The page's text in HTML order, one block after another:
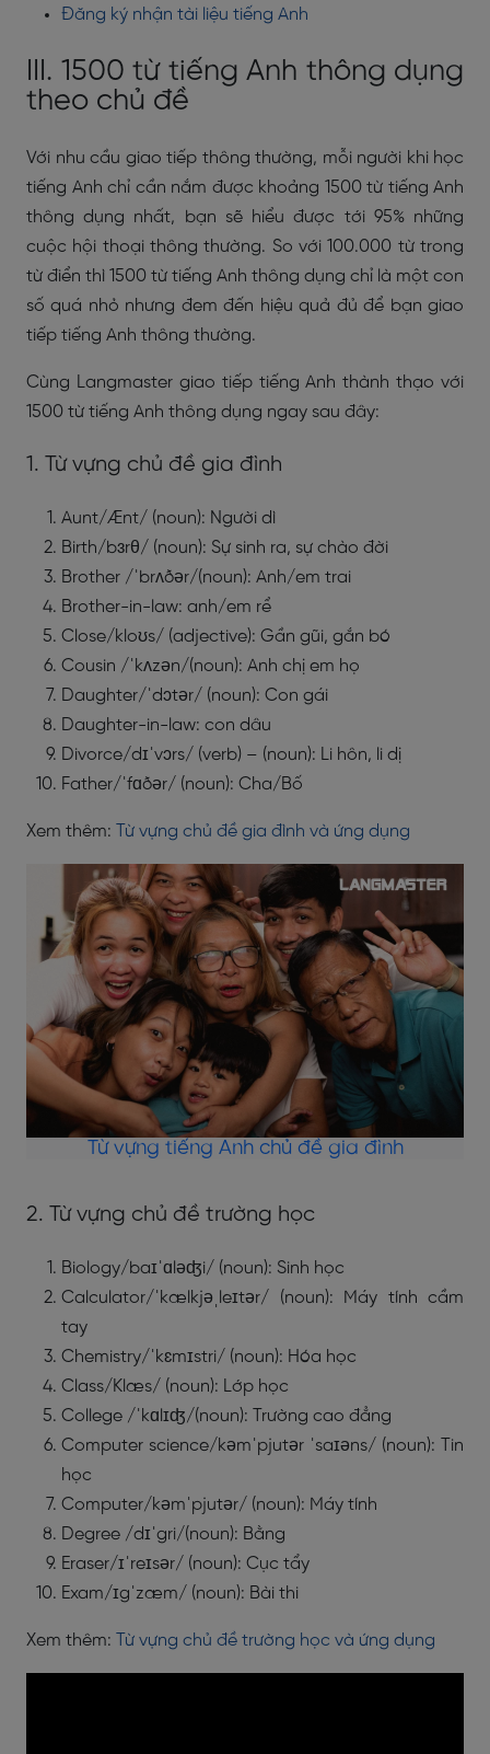
Đăng ký nhận tài liệu tiếng Anh
III. 1500 từ tiếng Anh thông dụng
theo chủ đề
Với nhu cầu giao tiếp thông thường, mỗi người khi học
tiếng Anh chỉ cần nắm được khoảng 1500 từ tiếng Anh
thông dụng nhất, bạn sẽ hiểu được tới 95% những
cuộc hội thoại thông thường. So với 100.000 từ trong
từ điển thì 1500 từ tiếng Anh thông dụng chỉ là một con
số quá nhỏ nhưng đem đến hiệu quả đủ để bạn giao
tiếp tiếng Anh thông thường.
Cùng Langmaster giao tiếp tiếng Anh thành thạo với
1500 từ tiếng Anh thông dụng ngay sau đây:
1. Từ vựng chủ đề gia đình
Aunt/Ænt/ (noun): Người dì
Birth/bɜrθ/ (noun): Sự sinh ra, sự chào đời
Brother /ˈbrʌðər/(noun): Anh/em trai
Brother-in-law: anh/em rể
Close/kloʊs/ (adjective): Gần gũi, gắn bó
Cousin /ˈkʌzən/(noun): Anh chị em họ
Daughter/ˈdɔtər/ (noun): Con gái
Daughter-in-law: con dâu
Divorce/dɪˈvɔrs/ (verb) – (noun): Li hôn, li dị
Father/ˈfɑðər/ (noun): Cha/Bố
Xem thêm: Từ vựng chủ đề gia đình và ứng dụng
Từ vựng tiếng Anh chủ đề gia đình
2. Từ vựng chủ đề trường học
Biology/baɪˈɑləʤi/ (noun): Sinh học
Calculator/ˈkælkjəˌleɪtər/ (noun): Máy tính cầm
tay
Chemistry/ˈkɛmɪstri/ (noun): Hóa học
Class/Klæs/ (noun): Lớp học
College /ˈkɑlɪʤ/(noun): Trường cao đẳng
Computer science/kəmˈpjutər ˈsaɪəns/ (noun): Tin
học
Computer/kəmˈpjutər/ (noun): Máy tính
Degree /dɪˈgri/(noun): Bằng
Eraser/ɪˈreɪsər/ (noun): Cục tẩy
Exam/ɪgˈzæm/ (noun): Bài thi
Xem thêm: Từ vựng chủ đề trường học và ứng dụng